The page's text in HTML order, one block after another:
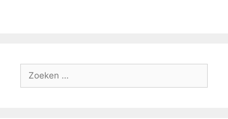
Zoek